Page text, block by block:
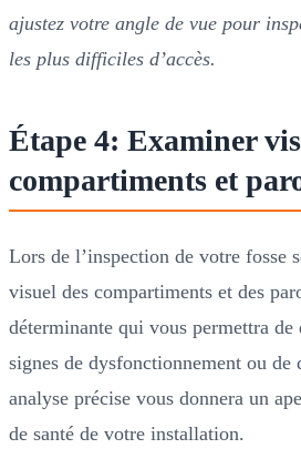
ajustez votre angle de vue pour
les plus difficiles d’accès.
Étape 4: Examiner
compartiments et
Lors de l’inspection de votre fosse
visuel des compartiments et des
déterminante qui vous permettra de
signes de dysfonctionnement ou de
analyse précise vous donnera un
de santé de votre installation.